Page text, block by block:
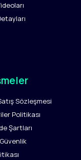
Sözleşmesi
Politikası
Şartları